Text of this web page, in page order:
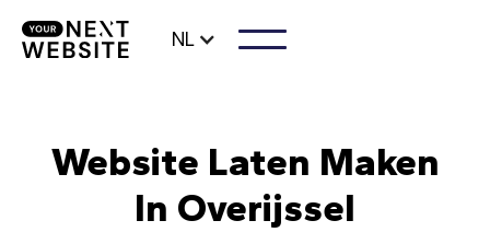
NL
Website Laten Maken
In Overijssel